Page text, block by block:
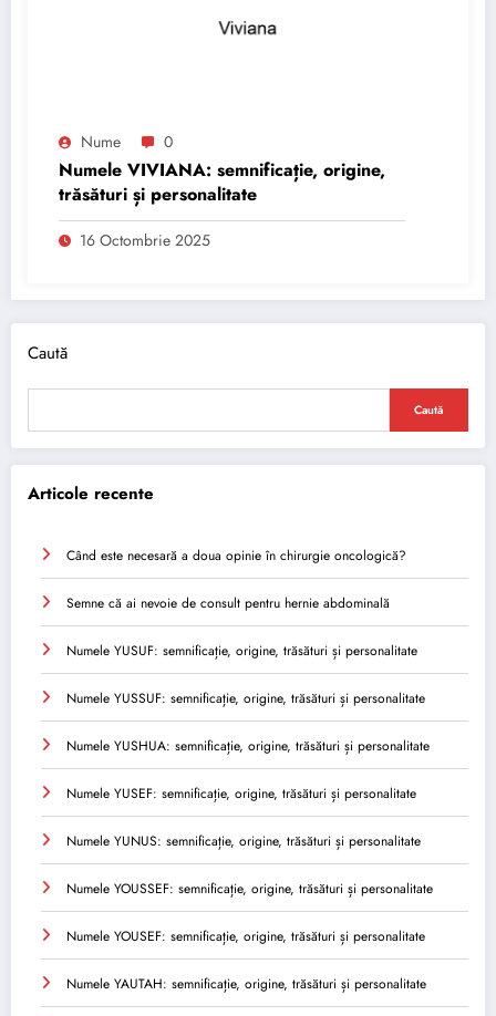
Nume 0
Numele VIVIANA: semnificație, origine,
trăsături și personalitate
16 Octombrie 2025
Caută
Caută
Articole recente
Când este necesară a doua opinie în chirurgie oncologică?
Semne că ai nevoie de consult pentru hernie abdominală
Numele YUSUF: semnificație, origine, trăsături și personalitate
Numele YUSSUF: semnificație, origine, trăsături și personalitate
Numele YUSHUA: semnificație, origine, trăsături și personalitate
Numele YUSEF: semnificație, origine, trăsături și personalitate
Numele YUNUS: semnificație, origine, trăsături și personalitate
Numele YOUSSEF: semnificație, origine, trăsături și personalitate
Numele YOUSEF: semnificație, origine, trăsături și personalitate
Numele YAUTAH: semnificație, origine, trăsături și personalitate